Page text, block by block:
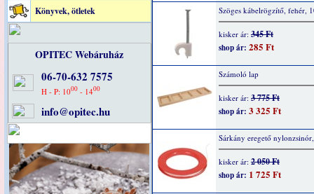
Könyvek, ötletek
OPITEC Webáruház
06-70-632 7575
H - P: 1000- 1400
info@opitec.hu
Szöges kábelrögzítő, fehér,
kisker ár: 345 Ft
shop ár: 285 Ft
Számoló lap
kisker ár: 3 775 Ft
shop ár: 3 325 Ft
Sárkány eregető
kisker ár: 2 050 Ft
shop ár: 1 725 Ft